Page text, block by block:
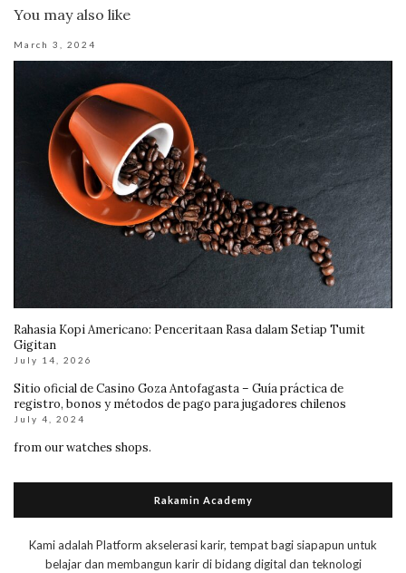
You may also like
March 3, 2024
Rahasia Kopi Americano: Penceritaan Rasa dalam Setiap Tumit
Gigitan
July 14, 2026
Sitio oficial de Casino Goza Antofagasta – Guía práctica de
registro, bonos y métodos de pago para jugadores chilenos
July 4, 2024
from our watches shops.
Rakamin Academy
Kami adalah Platform akselerasi karir, tempat bagi siapapun untuk
belajar dan membangun karir di bidang digital dan teknologi